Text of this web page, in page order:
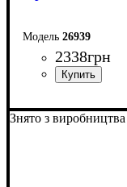
26939
2338грн
Ширина: 89,5 см
Знято з виробництва